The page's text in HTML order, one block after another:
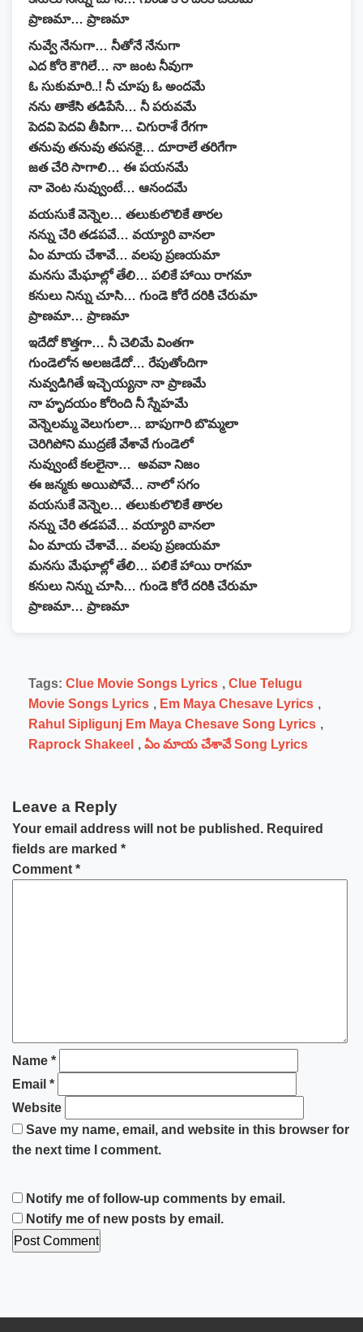
ప్రాణమా… ప్రాణమా
నువ్వే నేనుగా… నీతోనే నేనుగా
ఎద కోరె కౌగిలే… నా జంట నీవుగా
ఓ సుకుమారి..! నీ చూపు ఓ అందమే
నను తాకేసి తడిపేసే… నీ పరువమే
పెదవి పెదవి తీపిగా… చిగురాశే రేగగా
తనువు తనువు తపనకై… దూరాలే తరిగేగా
జత చేరి సాగాలి… ఈ పయనమే
నా వెంట నువ్వుంటే… ఆనందమే
వయసుకే వెన్నెల… తలుకులొలికే తారల
నన్ను చేరి తడపవే… వయ్యారి వానలా
ఏం మాయ చేశావే… వలపు ప్రణయమా
మనసు మేఘాల్లో తేలి… పలికే హాయి రాగమా
కనులు నిన్ను చూసి… గుండె కోరే దరికి చేరుమా
ప్రాణమా… ప్రాణమా
ఇదేదో కొత్తగా… నీ చెలిమే వింతగా
గుండెలోన అలజడేదో… రేపుతోందిగా
నువ్వడిగితే ఇచ్చెయ్యనా నా ప్రాణమే
నా హృదయం కోరింది నీ స్నేహమే
వెన్నెలమ్మ వెలుగులా… బాపుగారి బొమ్మలా
చెరిగిపోని ముద్రణే వేశావే గుండెలో
నువ్వుంటే కలలైనా… అవవా నిజం
ఈ జన్మకు అయిపోవే… నాలో సగం
వయసుకే వెన్నెల… తలుకులొలికే తారల
నన్ను చేరి తడపవే… వయ్యారి వానలా
ఏం మాయ చేశావే… వలపు ప్రణయమా
మనసు మేఘాల్లో తేలి… పలికే హాయి రాగమా
కనులు నిన్ను చూసి… గుండె కోరే దరికి చేరుమా
ప్రాణమా… ప్రాణమా
Tags: Clue Movie Songs Lyrics , Clue Telugu
Movie Songs Lyrics , Em Maya Chesave Lyrics ,
Rahul Sipligunj Em Maya Chesave Song Lyrics ,
Raprock Shakeel , ఏం మాయ చేశావే Song Lyrics
Leave a Reply
Your email address will not be published. Required
fields are marked *
Comment *
Name *
Email *
Website
Save my name, email, and website in this browser for
the next time I comment.
Notify me of follow-up comments by email.
Notify me of new posts by email.